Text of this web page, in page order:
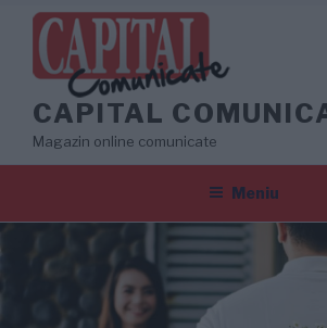
conținut
CAPITAL
Magazin online comunicate
Meniu